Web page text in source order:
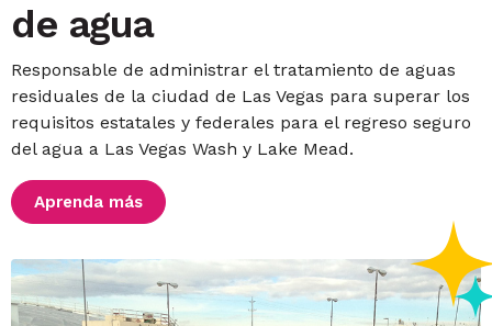
de agua
Responsable de administrar el tratamiento de aguas
residuales de la ciudad de Las Vegas para superar los
requisitos estatales y federales para el regreso seguro
del agua a Las Vegas Wash y Lake Mead.
Aprenda más